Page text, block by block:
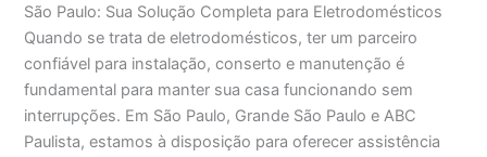
São Paulo: Sua Solução Completa para Eletrodomésticos
Quando se trata de eletrodomésticos, ter um parceiro
confiável para instalação, conserto e manutenção é
fundamental para manter sua casa funcionando sem
interrupções. Em São Paulo, Grande São Paulo e ABC
Paulista, estamos à disposição para oferecer assistência